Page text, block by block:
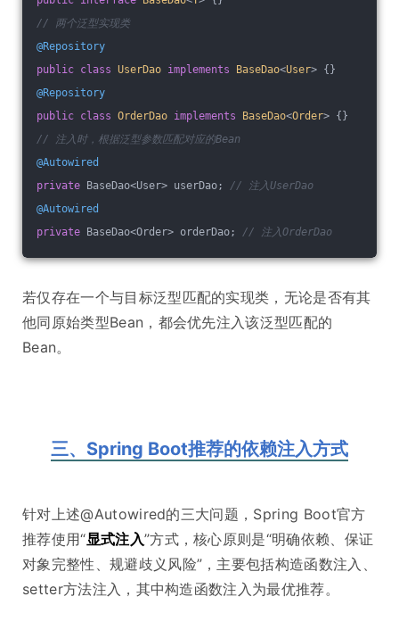
// 两个泛型实现类
@Repository
public class UserDao implements BaseDao<User> {}
@Repository
public class OrderDao implements BaseDao<Order> {}
// 注入时，根据泛型参数匹配对应的Bean
@Autowired
private BaseDao<User> userDao; // 注入UserDao
@Autowired
private BaseDao<Order> orderDao; // 注入OrderDao
若仅存在一个与目标泛型匹配的实现类，无论是否有其
他同原始类型Bean，都会优先注入该泛型匹配的
Bean。
三、Spring Boot推荐的依赖注入方式
针对上述@Autowired的三大问题，Spring Boot官方
推荐使用“显式注入”方式，核心原则是“明确依赖、保证
对象完整性、规避歧义风险”，主要包括构造函数注入、
setter方法注入，其中构造函数注入为最优推荐。